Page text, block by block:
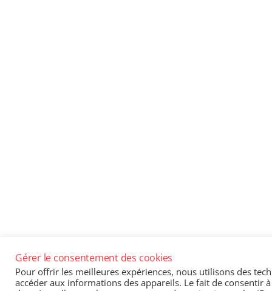
Gérer le consentement des cookies
Pour offrir les meilleures expériences, nous utilisons des
accéder aux informations des appareils. Le fait de consentir